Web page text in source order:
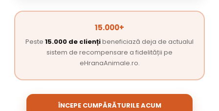
15.000+
Peste 15.000 de cliențibeneficiază deja de actualul
sistem de recompensare a fidelității pe
eHranaAnimale.ro.
ÎNCEPE CUMPĂRĂTURILE ACUM